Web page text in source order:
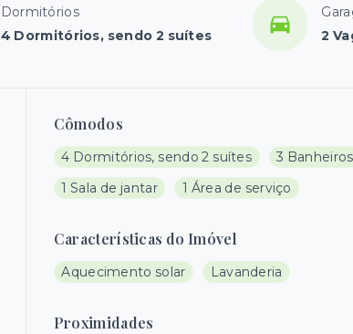
Dormitórios
4 Dormitórios, sendo 2 suítes
2
Cômodos
4 Dormitórios, sendo 2 suítes 3 Banheiros
1 Sala de jantar
1 Área de serviço
Características do Imóvel
Aquecimento solar Lavanderia
Proximidades